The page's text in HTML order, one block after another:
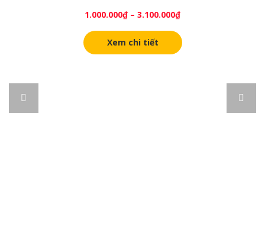
1.000.000₫ – 3.100.000₫
Xem chi tiết